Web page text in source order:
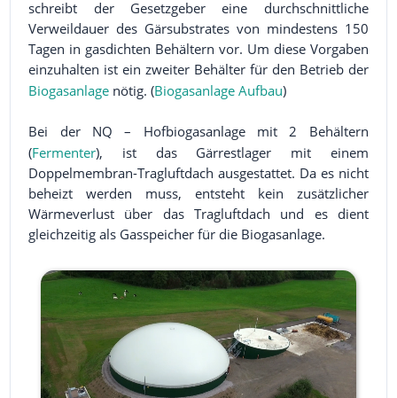
schreibt der Gesetzgeber eine durchschnittliche
Verweildauer des Gärsubstrates von mindestens 150
Tagen in gasdichten Behältern vor. Um diese Vorgaben
einzuhalten ist ein zweiter Behälter für den Betrieb der
Biogasanlage nötig. (Biogasanlage Aufbau)
Bei der NQ – Hofbiogasanlage mit 2 Behältern
(Fermenter), ist das Gärrestlager mit einem
Doppelmembran-Tragluftdach ausgestattet. Da es nicht
beheizt werden muss, entsteht kein zusätzlicher
Wärmeverlust über das Tragluftdach und es dient
gleichzeitig als Gasspeicher für die Biogasanlage.